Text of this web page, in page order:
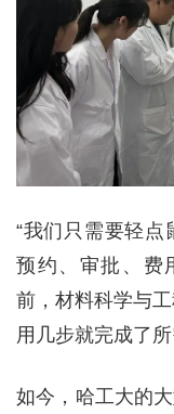
“我们只需要轻点
预约、审批、费
前，材料科学与
用几步就完成了
如今，哈工大的